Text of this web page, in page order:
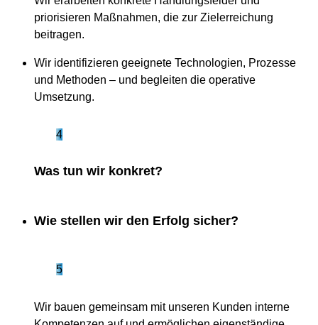
priorisieren Maßnahmen, die zur Zielerreichung
beitragen.
Wir identifizieren geeignete Technologien, Prozesse
und Methoden – und begleiten die operative
Umsetzung.
4
Was tun wir konkret?
Wie stellen wir den Erfolg sicher?
5
Wir bauen gemeinsam mit unseren Kunden interne